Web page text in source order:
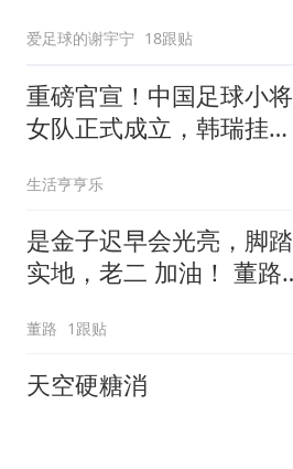
爱足球的谢宇宁 18跟贴
重磅官宣！中国足球小将
女队正式成立，韩瑞挂帅
生活亨亨乐
是金子迟早会光亮，脚踏
实地，老二 加油！ 董路
董路 1跟贴
天空硬糖消